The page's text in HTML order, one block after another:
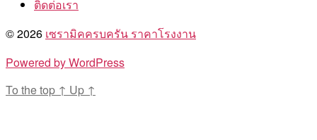
ติดต่อเรา
© 2026 เซรามิคครบครัน ราคาโรงงาน
Powered by WordPress
To the top ↑ Up ↑